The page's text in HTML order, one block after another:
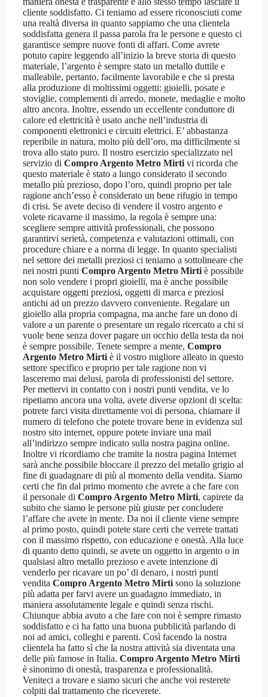
cliente soddisfatto. Ci teniamo ad essere riconosciuti come
una realtà diversa in quanto sappiamo che una clientela
soddisfatta genera il passa parola fra le persone e questo ci
garantisce sempre nuove fonti di affari. Come avrete
potuto capire leggendo all’inizio la breve storia di questo
materiale, l’argento è sempre stato un metallo duttile e
malleabile, pertanto, facilmente lavorabile e che si presta
alla produzione di moltissimi oggetti: gioielli, posate e
stoviglie, complementi di arredo, monete, medaglie e molto
altro ancora. Inoltre, essendo un eccellente conduttore di
calore ed elettricità è usato anche nell’industria di
componenti elettronici e circuiti elettrici. E’ abbastanza
reperibile in natura, molto più dell’oro, ma difficilmente si
trova allo stato puro. Il nostro esercizio specializzato nel
servizio di Compro Argento Metro Mirtivi ricorda che
questo materiale è stato a lungo considerato il secondo
metallo più prezioso, dopo l’oro, quindi proprio per tale
ragione anch’esso è considerato un bene rifugio in tempo
di crisi. Se avete deciso di vendere il vostro argento e
volete ricavarne il massimo, la regola è sempre una:
scegliere sempre attività professionali, che possono
garantirvi serietà, competenza e valutazioni ottimali, con
procedure chiare e a norma di legge. In quanto specialisti
nel settore dei metalli preziosi ci teniamo a sottolineare che
nei nostri punti Compro Argento Metro Mirtiè possibile
non solo vendere i propri gioielli, ma è anche possibile
acquistare oggetti preziosi, oggetti di marca e preziosi
antichi ad un prezzo davvero conveniente. Regalare un
gioiello alla propria compagna, ma anche fare un dono di
valore a un parente o presentare un regalo ricercato a chi si
vuole bene senza dover pagare un occhio della testa da noi
è sempre possibile. Tenete sempre a mente, Compro
Argento Metro Mirtiè il vostro migliore alleato in questo
settore specifico e proprio per tale ragione non vi
lasceremo mai delusi, parola di professionisti del settore.
Per mettervi in contatto con i nostri punti vendita, ve lo
ripetiamo ancora una volta, avete diverse opzioni di scelta:
potrete farci visita direttamente voi di persona, chiamare il
numero di telefono che potete trovare bene in evidenza sul
nostro sito internet, oppure potete inviare una mail
all’indirizzo sempre indicato sulla nostra pagina online.
Inoltre vi ricordiamo che tramite la nostra pagina Internet
sarà anche possibile bloccare il prezzo del metallo grigio al
fine di guadagnare di più al momento della vendita. Siamo
certi che fin dal primo momento che avrete a che fare con
il personale di Compro Argento Metro Mirti, capirete da
subito che siamo le persone più giuste per concludere
l’affare che avete in mente. Da noi il cliente viene sempre
al primo posto, quindi potete stare certi che verrete trattati
con il massimo rispetto, con educazione e onestà. Alla luce
di quanto detto quindi, se avete un oggetto in argento o in
qualsiasi altro metallo prezioso e avete intenzione di
venderlo per ricavare un po’ di denaro, i nostri punti
vendita Compro Argento Metro Mirtisono la soluzione
più adatta per farvi avere un guadagno immediato, in
maniera assolutamente legale e quindi senza rischi.
Chiunque abbia avuto a che fare con noi è sempre rimasto
soddisfatto e ci ha fatto una buona pubblicità parlando di
noi ad amici, colleghi e parenti. Così facendo la nostra
clientela ha fatto sì che la nostra attività sia diventata una
delle più famose in Italia. Compro Argento Metro Mirti
è sinonimo di onestà, trasparenza e professionalità.
Veniteci a trovare e siamo sicuri che anche voi resterete
colpiti dal trattamento che riceverete.